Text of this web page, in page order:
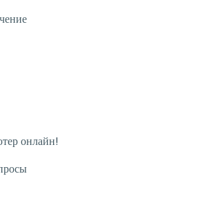
онлайн!